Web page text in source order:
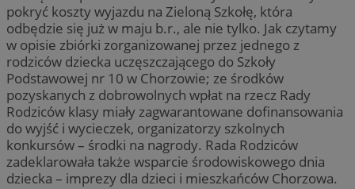
pokryć koszty wyjazdu na Zieloną Szkołę, która
odbędzie się już w maju b.r., ale nie tylko. Jak czytamy
w opisie zbiórki zorganizowanej przez jednego z
rodziców dziecka uczęszczającego do Szkoły
Podstawowej nr 10 w Chorzowie; ze środków
pozyskanych z dobrowolnych wpłat na rzecz Rady
Rodziców klasy miały zagwarantowane dofinansowania
do wyjść i wycieczek, organizatorzy szkolnych
konkursów – środki na nagrody. Rada Rodziców
zadeklarowała także wsparcie środowiskowego dnia
dziecka – imprezy dla dzieci i mieszkańców Chorzowa.